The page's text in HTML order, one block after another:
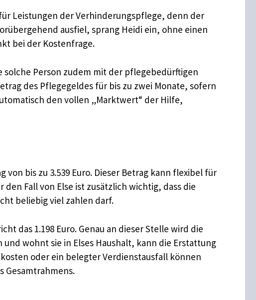
Leistungen der Verhinderungspflege, denn der
ausfiel, sprang Heidi ein, ohne einen
bei der Kostenfrage.
Person zudem mit der pflegebedürftigen
des Pflegegeldes für bis zu zwei Monate, sofern
den vollen „Marktwert“ der Hilfe,
bis zu 3.539 Euro. Dieser Betrag kann flexibel für
Fall von Else ist zusätzlich wichtig, dass die
beliebig viel zahlen darf.
das 1.198 Euro. Genau an dieser Stelle wird die
wohnt sie in Elses Haushalt, kann die Erstattung
oder ein belegter Verdienstausfall können
Gesamtrahmens.